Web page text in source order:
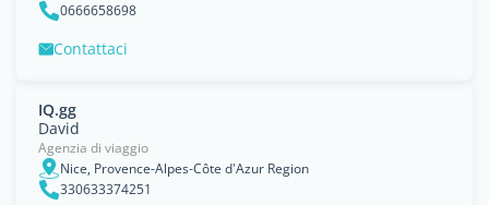
0666658698
Contattaci
IQ.gg
David
Agenzia di viaggio
Nice, Provence-Alpes-Côte d'Azur Region
330633374251